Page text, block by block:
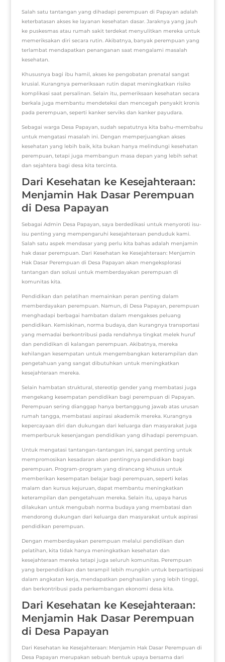
Salah satu tantangan yang dihadapi perempuan di Papayan adalah
keterbatasan akses ke layanan kesehatan dasar. Jaraknya yang jauh
ke puskesmas atau rumah sakit terdekat menyulitkan mereka untuk
memeriksakan diri secara rutin. Akibatnya, banyak perempuan yang
terlambat mendapatkan penanganan saat mengalami masalah
kesehatan.
Khususnya bagi ibu hamil, akses ke pengobatan prenatal sangat
krusial. Kurangnya pemeriksaan rutin dapat meningkatkan risiko
komplikasi saat persalinan. Selain itu, pemeriksaan kesehatan secara
berkala juga membantu mendeteksi dan mencegah penyakit kronis
pada perempuan, seperti kanker serviks dan kanker payudara.
Sebagai warga Desa Papayan, sudah sepatutnya kita bahu-membahu
untuk mengatasi masalah ini. Dengan memperjuangkan akses
kesehatan yang lebih baik, kita bukan hanya melindungi kesehatan
perempuan, tetapi juga membangun masa depan yang lebih sehat
dan sejahtera bagi desa kita tercinta.
Dari Kesehatan ke Kesejahteraan:
Menjamin Hak Dasar Perempuan
di Desa Papayan
Sebagai Admin Desa Papayan, saya berdedikasi untuk menyoroti isu-
isu penting yang mempengaruhi kesejahteraan penduduk kami.
Salah satu aspek mendasar yang perlu kita bahas adalah menjamin
hak dasar perempuan. Dari Kesehatan ke Kesejahteraan: Menjamin
Hak Dasar Perempuan di Desa Papayan akan mengeksplorasi
tantangan dan solusi untuk memberdayakan perempuan di
komunitas kita.
Pendidikan dan pelatihan memainkan peran penting dalam
memberdayakan perempuan. Namun, di Desa Papayan, perempuan
menghadapi berbagai hambatan dalam mengakses peluang
pendidikan. Kemiskinan, norma budaya, dan kurangnya transportasi
yang memadai berkontribusi pada rendahnya tingkat melek huruf
dan pendidikan di kalangan perempuan. Akibatnya, mereka
kehilangan kesempatan untuk mengembangkan keterampilan dan
pengetahuan yang sangat dibutuhkan untuk meningkatkan
kesejahteraan mereka.
Selain hambatan struktural, stereotip gender yang membatasi juga
mengekang kesempatan pendidikan bagi perempuan di Papayan.
Perempuan sering dianggap hanya bertanggung jawab atas urusan
rumah tangga, membatasi aspirasi akademik mereka. Kurangnya
kepercayaan diri dan dukungan dari keluarga dan masyarakat juga
memperburuk kesenjangan pendidikan yang dihadapi perempuan.
Untuk mengatasi tantangan-tantangan ini, sangat penting untuk
mempromosikan kesadaran akan pentingnya pendidikan bagi
perempuan. Program-program yang dirancang khusus untuk
memberikan kesempatan belajar bagi perempuan, seperti kelas
malam dan kursus kejuruan, dapat membantu meningkatkan
keterampilan dan pengetahuan mereka. Selain itu, upaya harus
dilakukan untuk mengubah norma budaya yang membatasi dan
mendorong dukungan dari keluarga dan masyarakat untuk aspirasi
pendidikan perempuan.
Dengan memberdayakan perempuan melalui pendidikan dan
pelatihan, kita tidak hanya meningkatkan kesehatan dan
kesejahteraan mereka tetapi juga seluruh komunitas. Perempuan
yang berpendidikan dan terampil lebih mungkin untuk berpartisipasi
dalam angkatan kerja, mendapatkan penghasilan yang lebih tinggi,
dan berkontribusi pada perkembangan ekonomi desa kita.
Dari Kesehatan ke Kesejahteraan:
Menjamin Hak Dasar Perempuan
di Desa Papayan
Dari Kesehatan ke Kesejahteraan: Menjamin Hak Dasar Perempuan di
Desa Papayan merupakan sebuah bentuk upaya bersama dari